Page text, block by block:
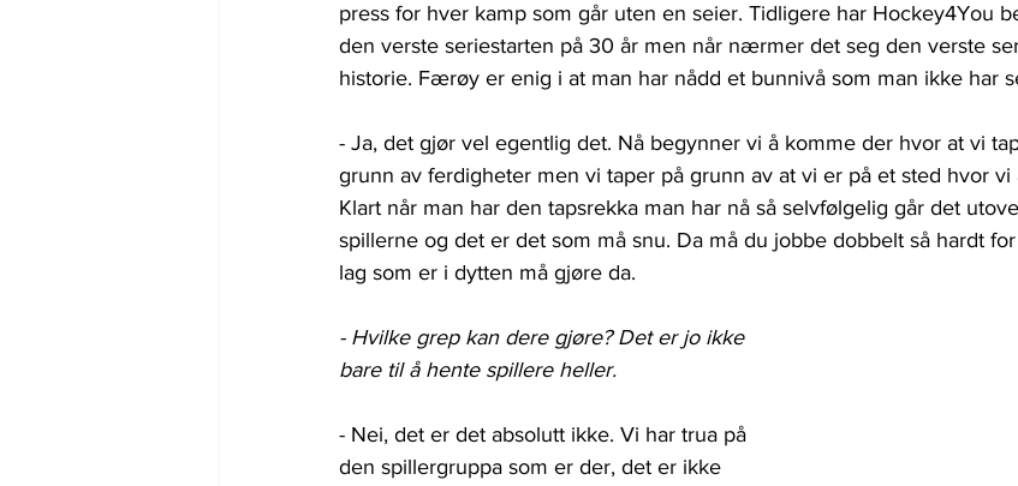
press for hver kamp som går uten en seier. Tidligere har Hockey4You
den verste seriestarten på 30 år men når nærmer det seg den verste
historie. Færøy er enig i at man har nådd et bunnivå som man ikke har
- Ja, det gjør vel egentlig det. Nå begynner vi å komme der hvor at vi
grunn av ferdigheter men vi taper på grunn av at vi er på et sted hvor
Klart når man har den tapsrekka man har nå så selvfølgelig går det
spillerne og det er det som må snu. Da må du jobbe dobbelt så hardt
lag som er i dytten må gjøre da.
- Hvilke grep kan dere gjøre? Det er jo ikke
bare til å hente spillere heller.
- Nei, det er det absolutt ikke. Vi har trua på
den spillergruppa som er der, det er ikke